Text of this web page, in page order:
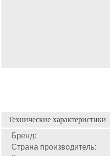
Технические характеристики
Бренд:
Страна производитель: